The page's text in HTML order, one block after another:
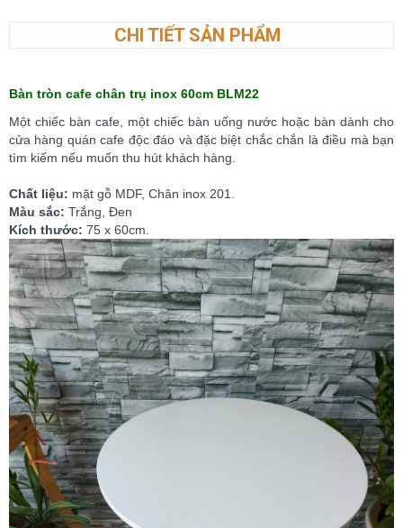
CHI TIẾT SẢN PHẨM
Bàn tròn cafe chân trụ inox 60cm BLM22
Một chiếc bàn cafe, một chiếc bàn uống nước hoặc bàn dành cho
cửa hàng quán cafe độc đáo và đặc biệt chắc chắn là điều mà bạn
tìm kiếm nếu muốn thu hút khách hàng.
Chất liệu: mặt gỗ MDF, Chân inox 201.
Màu sắc: Trắng, Đen
Kích thước: 75 x 60cm.